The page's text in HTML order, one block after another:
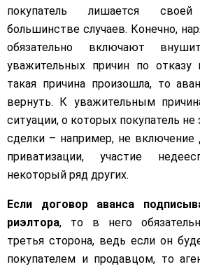
покупатель лишается
большинстве случаев. Конечно,
обязательно включают
уважительных причин по отказу
такая причина произошла, то
вернуть. К уважительным
ситуации, о которых покупатель
сделки – например, не включение
приватизации, участие
некоторый ряд других.
Если договор аванса
риэлтора, то в него
третья сторона, ведь если он
покупателем и продавцом, то